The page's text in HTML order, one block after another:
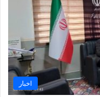
اخبار